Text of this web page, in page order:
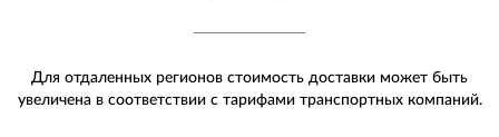
Для отдаленных регионов стоимость доставки может быть
увеличена в соответствии с тарифами транспортных компаний.